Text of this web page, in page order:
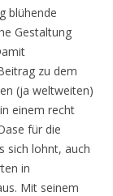
blühende
Gestaltung
zu dem
(ja weltweiten)
einem recht
für die
sich lohnt, auch
in
Mit seinem